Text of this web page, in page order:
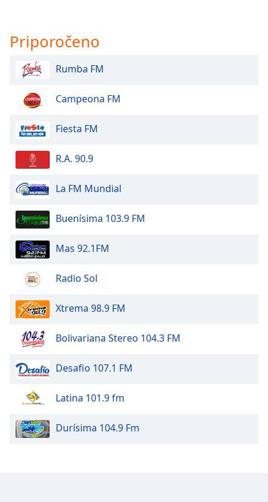
Priporočeno
Rumba FM
Campeona FM
Fiesta FM
R.A. 90.9
La FM Mundial
Buenísima 103.9 FM
Mas 92.1FM
Radio Sol
Xtrema 98.9 FM
Bolivariana Stereo 104.3 FM
Desafio 107.1 FM
Latina 101.9 fm
Durísima 104.9 Fm